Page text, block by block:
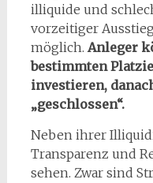
illiquide und
vorzeitiger
möglich. Anleger
bestimmten
investieren,
„geschlossen“.
Neben ihrer
Transparenz und
sehen. Zwar sind